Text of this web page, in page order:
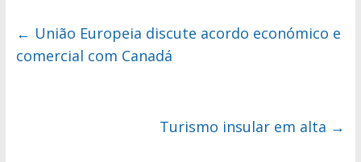
← União Europeia discute acordo económico e
comercial com Canadá
Turismo insular em alta →